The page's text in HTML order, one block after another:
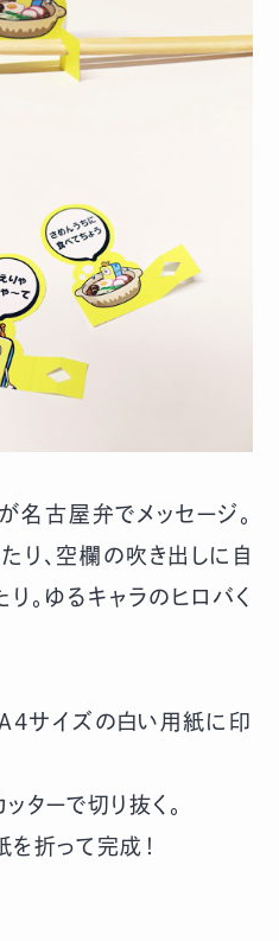
名古屋弁でメッセージ。
り、空欄の吹き出しに自
。ゆるキャラのヒロバく
A4サイズの白い用紙に印
ターで切り抜く。
折って完成！